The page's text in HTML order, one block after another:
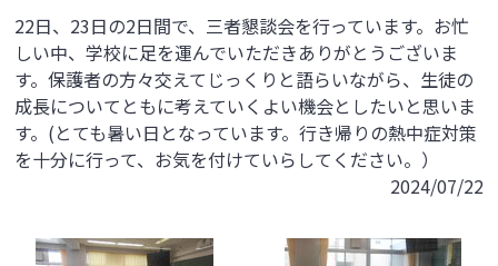
22日、23日の2日間で、三者懇談会を行っています。お忙
しい中、学校に足を運んでいただきありがとうございま
す。保護者の方々交えてじっくりと語らいながら、生徒の
成長についてともに考えていくよい機会としたいと思いま
す。(とても暑い日となっています。行き帰りの熱中症対策
を十分に行って、お気を付けていらしてください。）
2024/07/22